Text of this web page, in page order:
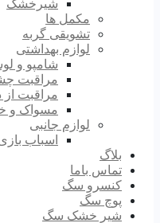
شیرخشک
مکمل ها
تشویقی گربه
لوازم بهداشتی
شامپو و
مراقبت
مراقبت از
مسواک و
لوازم جانبی
اسباب
بلاگ
تماس باما
کنسرو سگ
پوچ سگ
شیر خشک سگ